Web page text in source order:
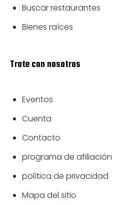
Buscar restaurantes
Bienes raíces
Trate con nosotros
Eventos
Cuenta
Contacto
programa de afiliación
política de privacidad
Mapa del sitio